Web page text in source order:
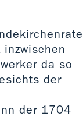
da so
der
der 1704